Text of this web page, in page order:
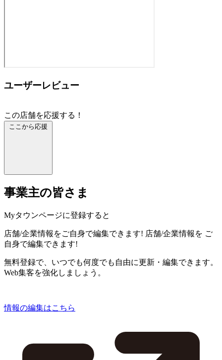
ユーザーレビュー
この店舗を応援する！
ここから応援
事業主の皆さま
Myタウンページに登録すると
店舗/企業情報をご自身で編集できます! 店舗/企業情報を ご
自身で編集できます!
無料登録で、いつでも何度でも自由に更新・編集できます。
Web集客を強化しましょう。
情報の編集はこちら